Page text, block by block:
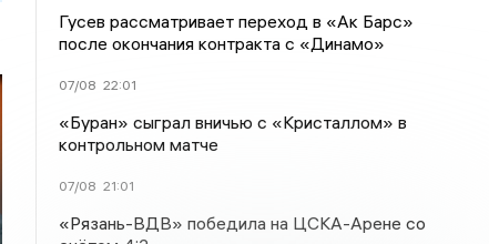
Гусев рассматривает переход в «Ак Барс»
после окончания контракта с «Динамо»
07/08 22:01
«Буран» сыграл вничью с «Кристаллом» в
контрольном матче
07/08 21:01
«Рязань-ВДВ» победила на ЦСКА-Арене со